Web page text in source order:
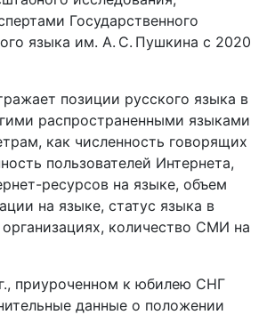
Государственного
языка им. А. С. Пушкина с 2020
позиции русского языка в
распространенными языками
как численность говорящих
пользователей Интернета,
ресурсов на языке, объем
на языке, статус языка в
количество СМИ на
приуроченном к юбилею СНГ
данные о положении